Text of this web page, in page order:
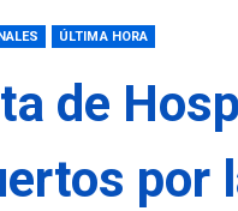
ÚLTIMA HORA
de
por